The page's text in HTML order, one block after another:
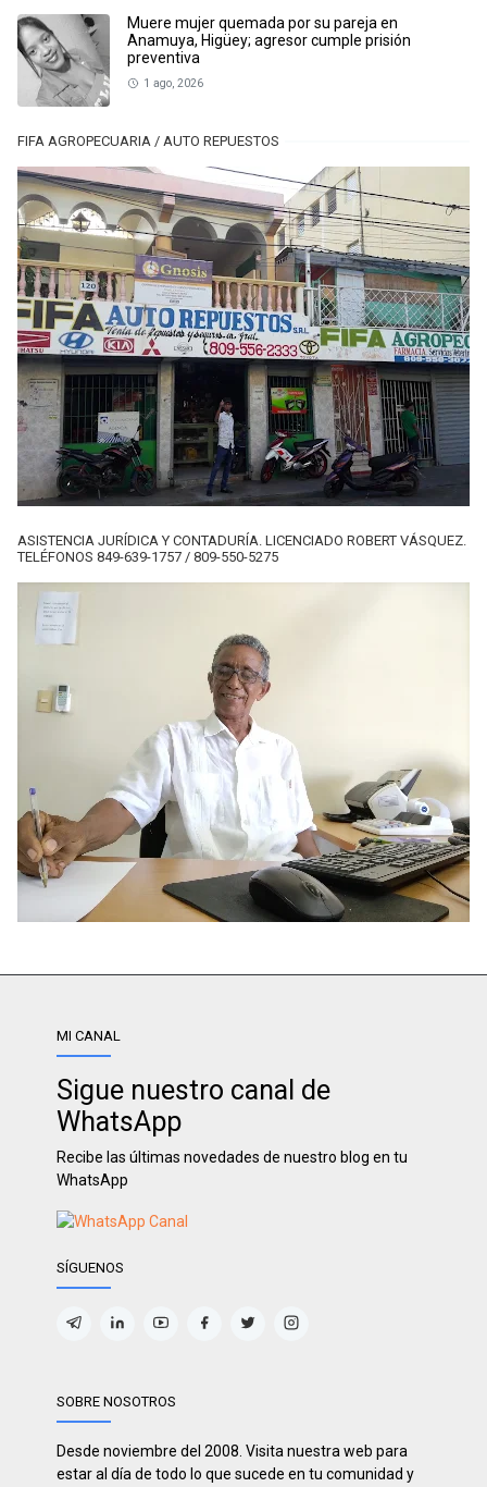
Muere mujer quemada por su pareja en
Anamuya, Higüey; agresor cumple prisión
preventiva
1 ago, 2026
FIFA AGROPECUARIA / AUTO REPUESTOS
ASISTENCIA JURÍDICA Y CONTADURÍA. LICENCIADO ROBERT VÁSQUEZ.
TELÉFONOS 849-639-1757 / 809-550-5275
MI CANAL
Sigue nuestro canal de
WhatsApp
Recibe las últimas novedades de nuestro blog en tu
WhatsApp
SÍGUENOS
SOBRE NOSOTROS
Desde noviembre del 2008. Visita nuestra web para
estar al día de todo lo que sucede en tu comunidad y